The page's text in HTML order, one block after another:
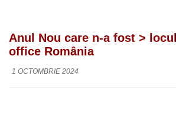
Anul Nou care n-a fost >
office România
1 OCTOMBRIE 2024